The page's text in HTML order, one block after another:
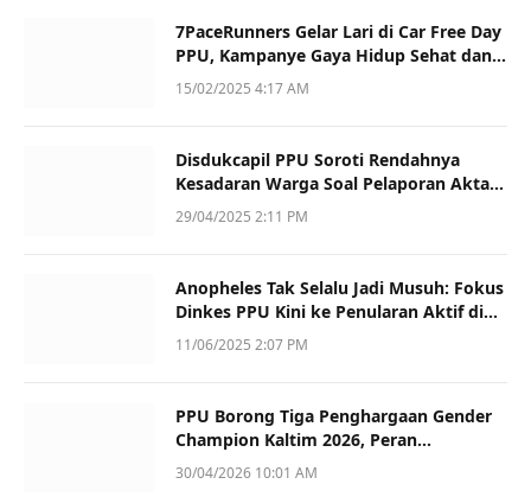
7PaceRunners Gelar Lari di Car Free Day
PPU, Kampanye Gaya Hidup Sehat dan
Dukung UMKM
15/02/2025 4:17 AM
Disdukcapil PPU Soroti Rendahnya
Kesadaran Warga Soal Pelaporan Akta
Kematian
29/04/2025 2:11 PM
Anopheles Tak Selalu Jadi Musuh: Fokus
Dinkes PPU Kini ke Penularan Aktif di
Sotek
11/06/2025 2:07 PM
PPU Borong Tiga Penghargaan Gender
Champion Kaltim 2026, Peran
Perempuan Jadi Sorotan
30/04/2026 10:01 AM